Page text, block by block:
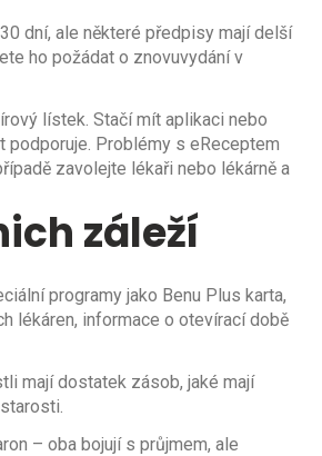
dní, ale některé předpisy mají delší
ho požádat o znovuvydání v
lístek. Stačí mít aplikaci nebo
podporuje. Problémy s eReceptem
zavolejte lékaři nebo lékárně a
záleží
programy jako Benu Plus karta,
lékáren, informace o otevírací době
mají dostatek zásob, jaké mají
– oba bojují s průjmem, ale